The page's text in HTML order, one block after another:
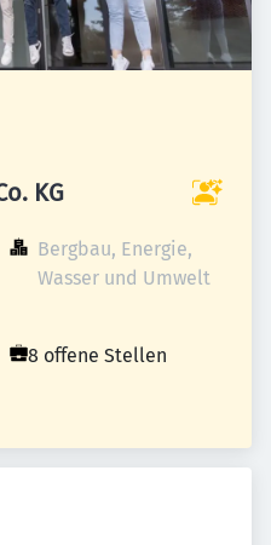
KG
Bergbau, Energie,
Wasser und Umwelt
8 offene Stellen